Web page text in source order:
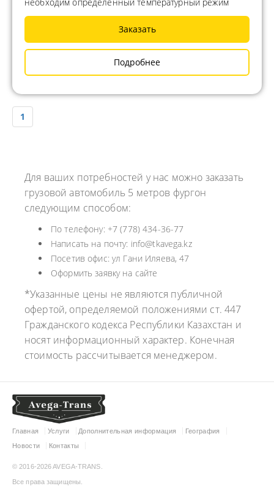
Заказать
Подробнее
1
Для ваших потребностей у нас можно заказать
грузовой автомобиль 5 метров фургон
следующим способом:
По телефону: +7 (778) 434-36-77
Написать на почту: info@tkavega.kz
Посетив офис: ул Гани Иляева, 47
Оформить заявку на сайте
*Указанные цены не являются публичной
офертой, определяемой положениями ст. 447
Гражданского кодекса Республики Казахстан и
носят информационный характер. Конечная
стоимость рассчитывается менеджером.
Главная Услуги Дополнительная информация
География
Новости
Контакты
© 2016-2026 AVEGA-TRANS.
Все права защищены.